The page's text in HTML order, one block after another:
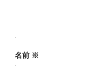
名前 ※